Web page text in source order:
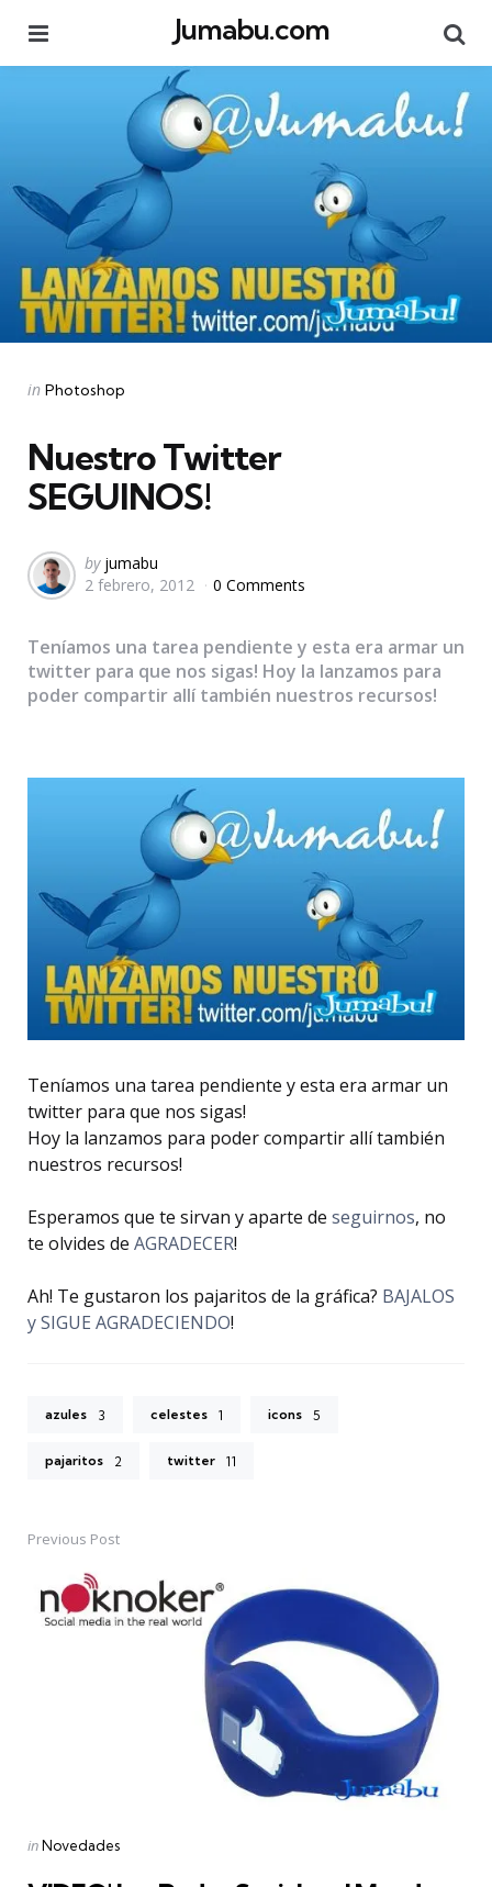
Jumabu.com
Categories
Posted
in Photoshop
Nuestro Twitter
SEGUINOS!
Posted
by
by jumabu
2 febrero, 2012
0 Comments
Teníamos una tarea pendiente y esta era armar un
twitter para que nos sigas! Hoy la lanzamos para
poder compartir allí también nuestros recursos!
Teníamos una tarea pendiente y esta era armar un
twitter para que nos sigas!
Hoy la lanzamos para poder compartir allí también
nuestros recursos!
Esperamos que te sirvan y aparte de seguirnos, no
te olvides de AGRADECER!
Ah! Te gustaron los pajaritos de la gráfica? BAJALOS
y SIGUE AGRADECIENDO!
azules 3 celestes 1 icons 5
pajaritos 2 twitter 11
Post
navigation
Previous Post
Posted
inNovedades